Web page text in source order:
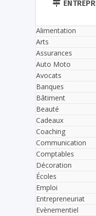
Alimentation
Arts
Assurances
Auto Moto
Avocats
Banques
Bâtiment
Beauté
Cadeaux
Coaching
Communication
Comptables
Décoration
Écoles
Emploi
Entrepreneuriat
Evènementiel